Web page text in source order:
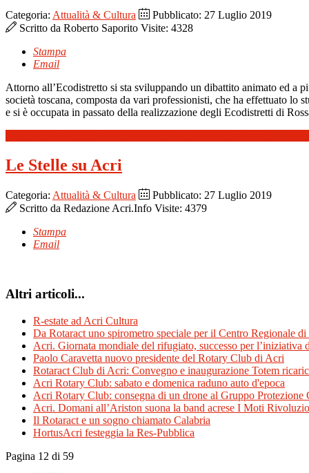
Categoria: Attualità & Cultura
Pubblicato: 27 Luglio 2019
Scritto da Roberto Saporito Visite: 4328
Stampa
Email
Attorno all’Ecodistretto si sta sviluppando un dibattito animato ed a
società toscana, composta da vari professionisti, che ha effettuato
e si è occupata in passato della realizzazione degli Ecodistretti di
Le Stelle su Acri
Categoria: Attualità & Cultura
Pubblicato: 27 Luglio 2019
Scritto da Redazione Acri.Info Visite: 4379
Stampa
Email
Altri articoli...
R-estate ad Acri Cultura
Da Rotaract uno spirometro speciale per il Centro Regionale
Acri. Giornata mondiale del rifugiato, successo per l’iniziativa
Paolo Caravetta nuovo presidente del Rotary Club di Acri
Rotaract Club di Acri: Convegno e inaugurazione Totem
Acri Rotary Club: sabato e domenica raduno auto d'epoca
Acri Rotary Club: consegna di un drone al Gruppo Protezione
Acri. Domani all’Ariston suona la band acrese I Moti
Il Rotaract e un sogno chiamato Calabria
HortusAcri festeggia la Res-Pubblica
Pagina 12 di 59